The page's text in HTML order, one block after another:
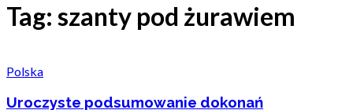
Tag: szanty pod żurawiem
Polska
Uroczyste podsumowanie dokonań